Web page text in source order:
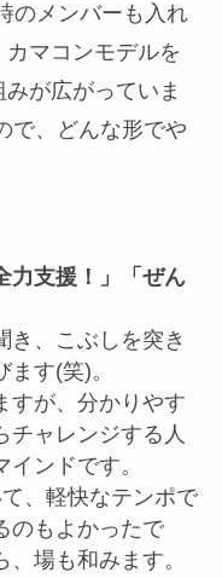
のメンバーも入れ
マコンモデルを
が広がっていま
で、どんな形でや
力支援！」「ぜん
き、こぶしを突き
す(笑)。
すが、分かりやす
チャレンジする人
ンドです。
、軽快なテンポで
のもよかったで
場も和みます。